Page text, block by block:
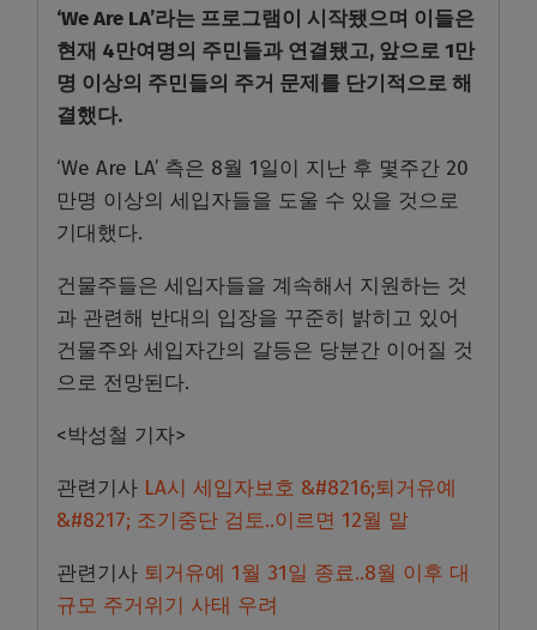
‘We Are LA’라는 프로그램이 시작됐으며 이들은
현재 4만여명의 주민들과 연결됐고, 앞으로1만
명 이상의 주민들의 주거 문제를 단기적으로 해
결했다.
‘We Are LA’ 측은 8월 1일이 지난 후 몇주간 20
만명 이상의 세입자들을 도울 수 있을 것으로
기대했다.
건물주들은 세입자들을 계속해서 지원하는 것
과 관련해 반대의 입장을 꾸준히 밝히고 있어
건물주와 세입자간의 갈등은 당분간 이어질 것
으로 전망된다.
<박성철 기자>
관련기사 LA시 세입자보호 &#8216;퇴거유예
&#8217; 조기중단 검토..이르면 12월 말
관련기사 퇴거유예 1월 31일 종료..8월 이후 대
규모 주거위기 사태 우려